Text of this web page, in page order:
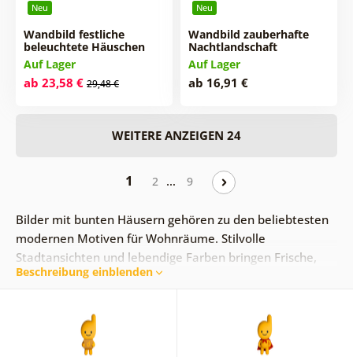
Neu
Wandbild festliche
beleuchtete Häuschen
Auf Lager
ab 23,58 € 29,48 €
Neu
Wandbild zauberhafte
Nachtlandschaft
Auf Lager
ab 16,91 €
WEITERE ANZEIGEN 24
1 2 … 9
Bilder mit bunten Häusern gehören zu den beliebtesten
modernen Motiven für Wohnräume. Stilvolle
Stadtansichten und lebendige Farben bringen Frische,
Leichtigkeit und Charakter in jeden Raum.
Schlafzimmer oder Arbeitszimmer und lassen sich
hervorragend mit modernen und skandinavischen
Beschreibung einblenden